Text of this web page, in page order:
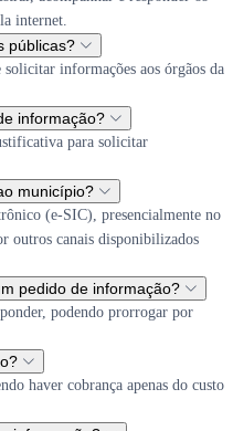
internet.
públicas?
informações aos órgãos da
informação?
para solicitar
município?
(e-SIC), presencialmente no
outros canais disponibilizados
pedido de informação?
podendo prorrogar por
haver cobrança apenas do custo